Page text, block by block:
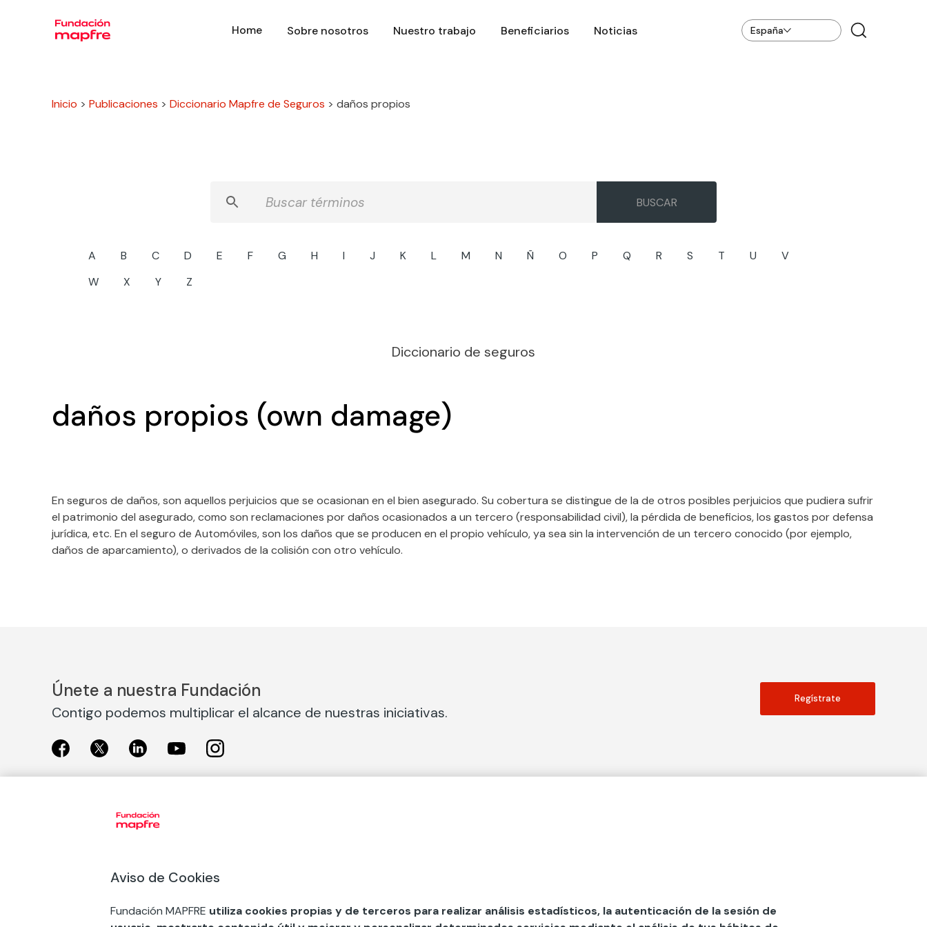
Home Sobre nosotros Nuestro trabajo Beneficiarios Noticias España
Inicio > Publicaciones > Diccionario Mapfre de Seguros > daños propios
A B C D E F G H I J K L M N Ñ O P Q R S T U
V
W
X Y Z
Diccionario de seguros
daños propios (own damage)
En seguros de daños, son aquellos perjuicios que se ocasionan en el bien asegurado. Su cobertura se distingue de la de otros posibles perjuicios que pudiera sufrir
el patrimonio del asegurado, como son reclamaciones por daños ocasionados a un tercero (responsabilidad civil), la pérdida de beneficios, los gastos por defensa
jurídica, etc. En el seguro de Automóviles, son los daños que se producen en el propio vehículo, ya sea sin la intervención de un tercero conocido (por ejemplo,
daños de aparcamiento), o derivados de la colisión con otro vehículo.
Únete a nuestra Fundación
Contigo podemos multiplicar el alcance de nuestras iniciativas.
Regístrate
Exposiciones en Barcelona
COMPRAR ENTRADA
Aviso de Cookies
Fundación MAPFRE utiliza cookies propias y de terceros para realizar análisis estadísticos, la autenticación de la sesión de